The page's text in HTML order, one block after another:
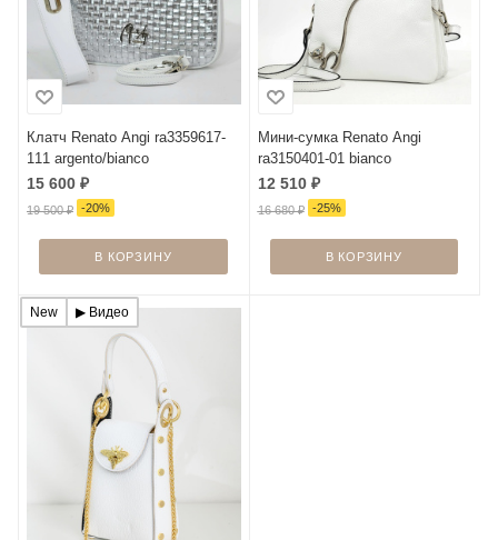
Клатч Renato Angi ra3359617-
111 argento/bianco
15 600 ₽
19 500₽ -20%
В КОРЗИНУ
Мини-сумка Renato Angi
ra3150401-01 bianco
12 510₽
16 680₽ -25%
В КОРЗИНУ
New ▶︎ Видео